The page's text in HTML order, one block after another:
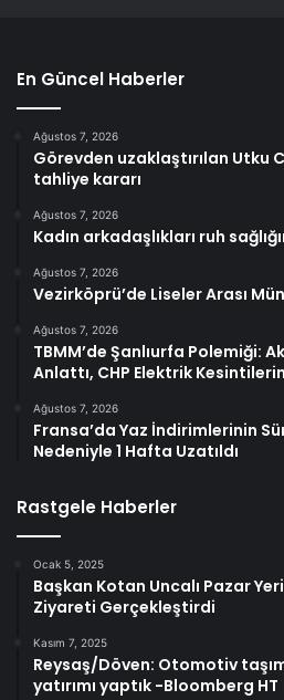
En Güncel Haberler
Ağustos 7, 2026
Görevden uzaklaştırılan Utku
tahliye kararı
Ağustos 7, 2026
Kadın arkadaşlıkları ruh
Ağustos 7, 2026
Vezirköprü’de Liseler Arası
Ağustos 7, 2026
TBMM’de Şanlıurfa Polemiği:
Anlattı, CHP Elektrik
Ağustos 7, 2026
Fransa’da Yaz İndirimlerinin
Nedeniyle 1 Hafta Uzatıldı
Rastgele Haberler
Ocak 5, 2025
Başkan Kotan Uncalı Pazar
Ziyareti Gerçekleştirdi
Kasım 7, 2025
Reysaş/Döven: Otomotiv
yatırımı yaptık -Bloomberg HT